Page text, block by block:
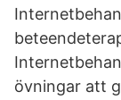
övningar att